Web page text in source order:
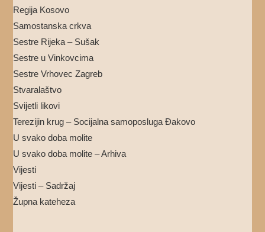
Regija Kosovo
Samostanska crkva
Sestre Rijeka – Sušak
Sestre u Vinkovcima
Sestre Vrhovec Zagreb
Stvaralaštvo
Svijetli likovi
Terezijin krug – Socijalna samoposluga Đakovo
U svako doba molite
U svako doba molite – Arhiva
Vijesti
Vijesti – Sadržaj
Župna kateheza